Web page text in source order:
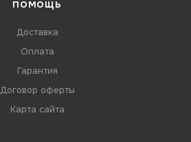
ПОМОЩЬ
Доставка
Оплата
Гарантия
Договор оферты
Карта сайта